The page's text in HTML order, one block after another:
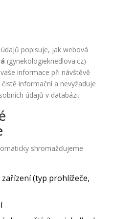
popisuje, jak webová
(gynekologieknedlova.cz)
informace při návštěvě
informační a nevyžaduje
údajů v databázi.
shromažďujeme
(typ prohlížeče,